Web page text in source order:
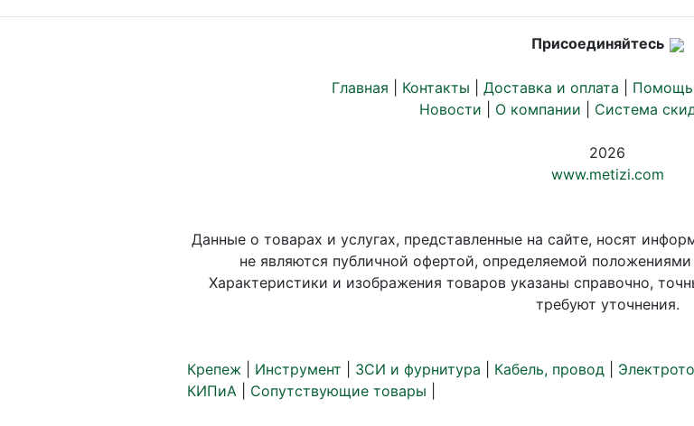
Присоединяйтесь
Главная Контакты Доставка и оплата Помощь
Новости
О компании Система
2026
www.metizi.com
Данные о товарах и услугах, представленные на сайте, носят
не являются публичной офертой, определяемой
Характеристики и изображения товаров указаны справочно,
требуют уточнения.
Крепеж Инструмент ЗСИ и фурнитура Кабель, провод
КИПиА
Сопутствующие товары